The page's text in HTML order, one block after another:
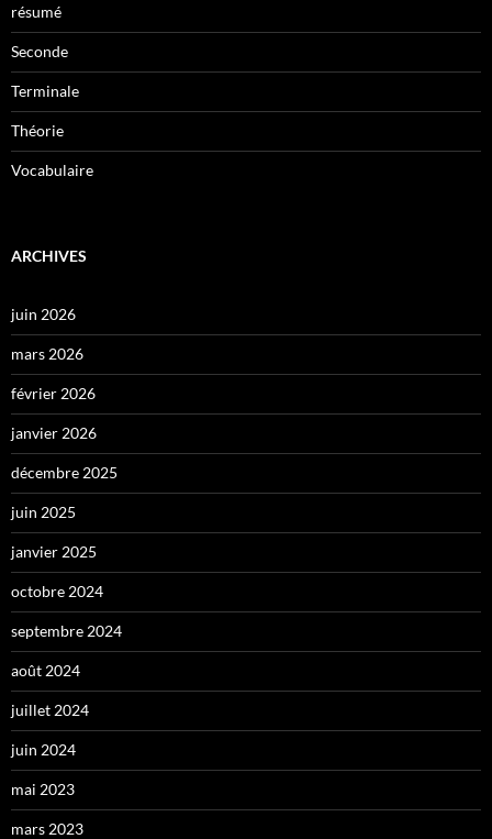
résumé
Seconde
Terminale
Théorie
Vocabulaire
ARCHIVES
juin 2026
mars 2026
février 2026
janvier 2026
décembre 2025
juin 2025
janvier 2025
octobre 2024
septembre 2024
août 2024
juillet 2024
juin 2024
mai 2023
mars 2023